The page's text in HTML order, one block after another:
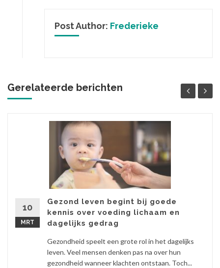
Post Author: Frederieke
Gerelateerde berichten
10
MRT
Gezond leven begint bij goede
kennis over voeding lichaam en
dagelijks gedrag
Gezondheid speelt een grote rol in het dagelijks
leven. Veel mensen denken pas na over hun
gezondheid wanneer klachten ontstaan. Toch...